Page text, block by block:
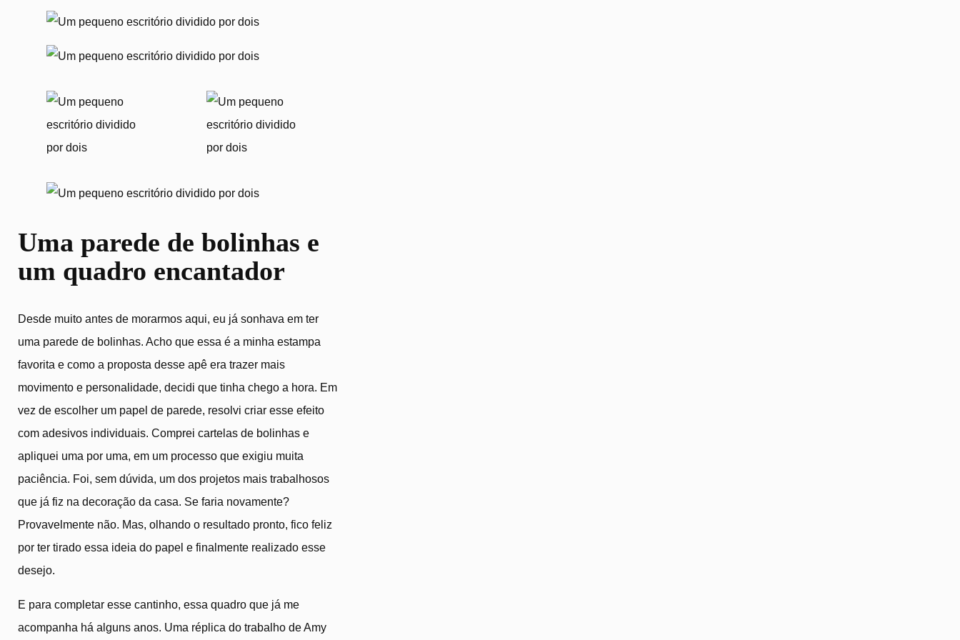
Uma parede de bolinhas e
um quadro encantador
Desde muito antes de morarmos aqui, eu já sonhava em ter
uma parede de bolinhas. Acho que essa é a minha estampa
favorita e como a proposta desse apê era trazer mais
movimento e personalidade, decidi que tinha chego a hora. Em
vez de escolher um papel de parede, resolvi criar esse efeito
com adesivos individuais. Comprei cartelas de bolinhas e
apliquei uma por uma, em um processo que exigiu muita
paciência. Foi, sem dúvida, um dos projetos mais trabalhosos
que já fiz na decoração da casa. Se faria novamente?
Provavelmente não. Mas, olhando o resultado pronto, fico feliz
por ter tirado essa ideia do papel e finalmente realizado esse
desejo.
E para completar esse cantinho, essa quadro que já me
acompanha há alguns anos. Uma réplica do trabalho de Amy